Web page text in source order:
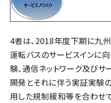
4者は、2018年度下期に九
運転バスのサービスインに
験、通信ネットワーク及びサ
開発とそれに伴う実証実験
用した規制緩和等を合わせ